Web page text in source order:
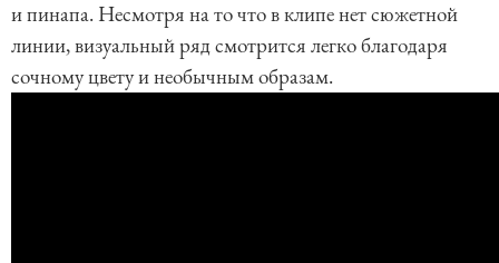
1
o
f
и пинапа. Несмотря на то что в клипе нет сюжетной
линии, визуальный ряд смотрится легко благодаря
сочному цвету и необычным образам.